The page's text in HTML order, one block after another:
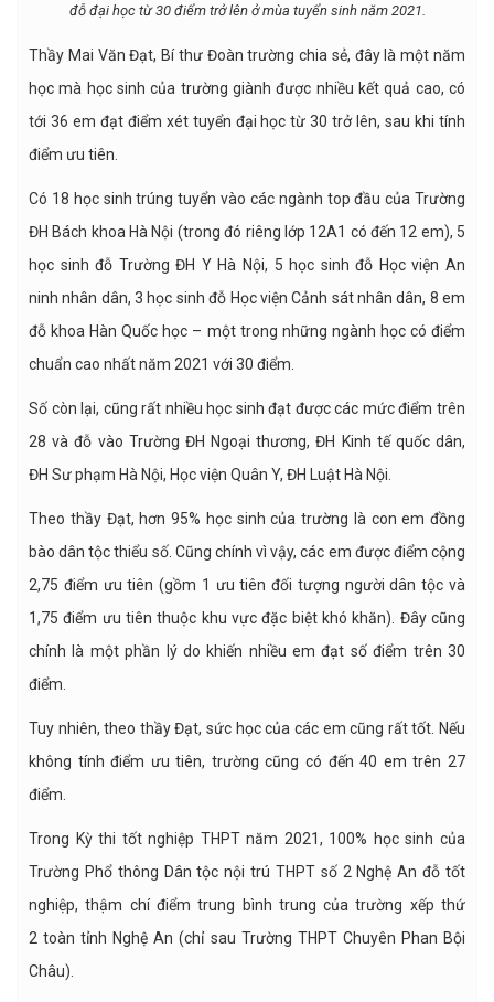
đỗ đại học từ 30 điểm trở lên ở mùa tuyển sinh năm 2021.
Thầy Mai Văn Đạt, Bí thư Đoàn trường chia sẻ, đây là một năm
học mà học sinh của trường giành được nhiều kết quả cao, có
tới 36 em đạt điểm xét tuyển đại học từ 30 trở lên, sau khi tính
điểm ưu tiên.
Có 18 học sinh trúng tuyển vào các ngành top đầu của Trường
ĐH Bách khoa Hà Nội (trong đó riêng lớp 12A1 có đến 12 em), 5
học sinh đỗ Trường ĐH Y Hà Nội, 5 học sinh đỗ Học viện An
ninh nhân dân, 3 học sinh đỗ Học viện Cảnh sát nhân dân, 8 em
đỗ khoa Hàn Quốc học – một trong những ngành học có điểm
chuẩn cao nhất năm 2021 với 30 điểm.
Số còn lại, cũng rất nhiều học sinh đạt được các mức điểm trên
28 và đỗ vào Trường ĐH Ngoại thương, ĐH Kinh tế quốc dân,
ĐH Sư phạm Hà Nội, Học viện Quân Y, ĐH Luật Hà Nội.
Theo thầy Đạt, hơn 95% học sinh của trường là con em đồng
bào dân tộc thiểu số. Cũng chính vì vậy, các em được điểm cộng
2,75 điểm ưu tiên (gồm 1 ưu tiên đối tượng người dân tộc và
1,75 điểm ưu tiên thuộc khu vực đặc biệt khó khăn). Đây cũng
chính là một phần lý do khiến nhiều em đạt số điểm trên 30
điểm.
Tuy nhiên, theo thầy Đạt, sức học của các em cũng rất tốt. Nếu
không tính điểm ưu tiên, trường cũng có đến 40 em trên 27
điểm.
Trong Kỳ thi tốt nghiệp THPT năm 2021, 100% học sinh của
Trường Phổ thông Dân tộc nội trú THPT số 2 Nghệ An đỗ tốt
nghiệp, thậm chí điểm trung bình trung của trường xếp thứ
2 toàn tỉnh Nghệ An (chỉ sau Trường THPT Chuyên Phan Bội
Châu).